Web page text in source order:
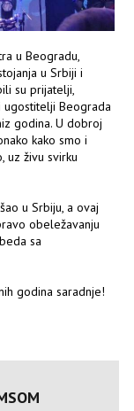
u Beogradu,
u Srbiji i
su prijatelji,
ugostitelji Beograda
godina. U dobroj
kako smo i
uz živu svirku
u Srbiju, a ovaj
obeležavanju
sa
godina saradnje!